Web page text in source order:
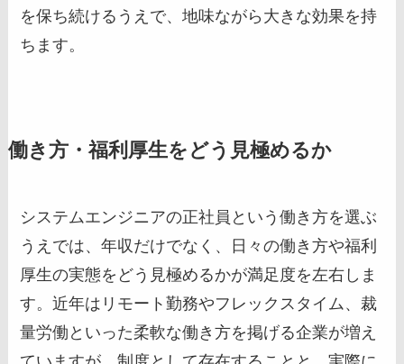
を保ち続けるうえで、地味ながら大きな効果を持
ちます。
働き方・福利厚生をどう見極めるか
システムエンジニアの正社員という働き方を選ぶ
うえでは、年収だけでなく、日々の働き方や福利
厚生の実態をどう見極めるかが満足度を左右しま
す。近年はリモート勤務やフレックスタイム、裁
量労働といった柔軟な働き方を掲げる企業が増え